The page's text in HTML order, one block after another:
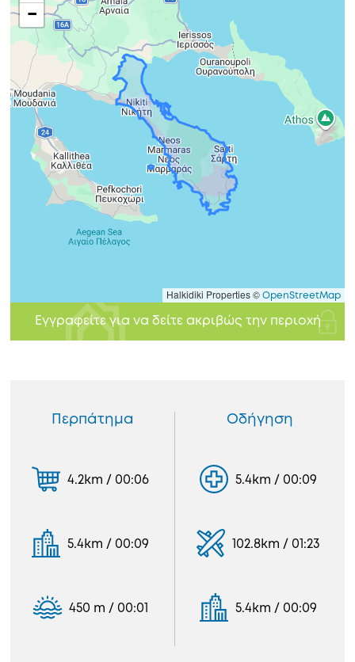
−
Halkidiki Properties © OpenStreetMap
Εγγραφείτε για να δείτε ακριβώς την περιοχή
Περπάτημα
4.2km / 00:06
5.4km / 00:09
450 m / 00:01
Οδήγηση
5.4km / 00:09
102.8km / 01:23
5.4km / 00:09